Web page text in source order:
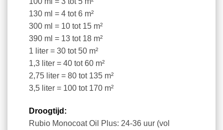
130 ml = 4 tot 6 m²
300 ml = 10 tot 15 m²
390 ml = 13 tot 18 m²
1 liter = 30 tot 50 m²
1,3 liter = 40 tot 60 m²
2,75 liter = 80 tot 135 m²
3,5 liter = 100 tot 170 m²
Droogtijd:
Rubio Monocoat Oil Plus: 24-36 uur (vol